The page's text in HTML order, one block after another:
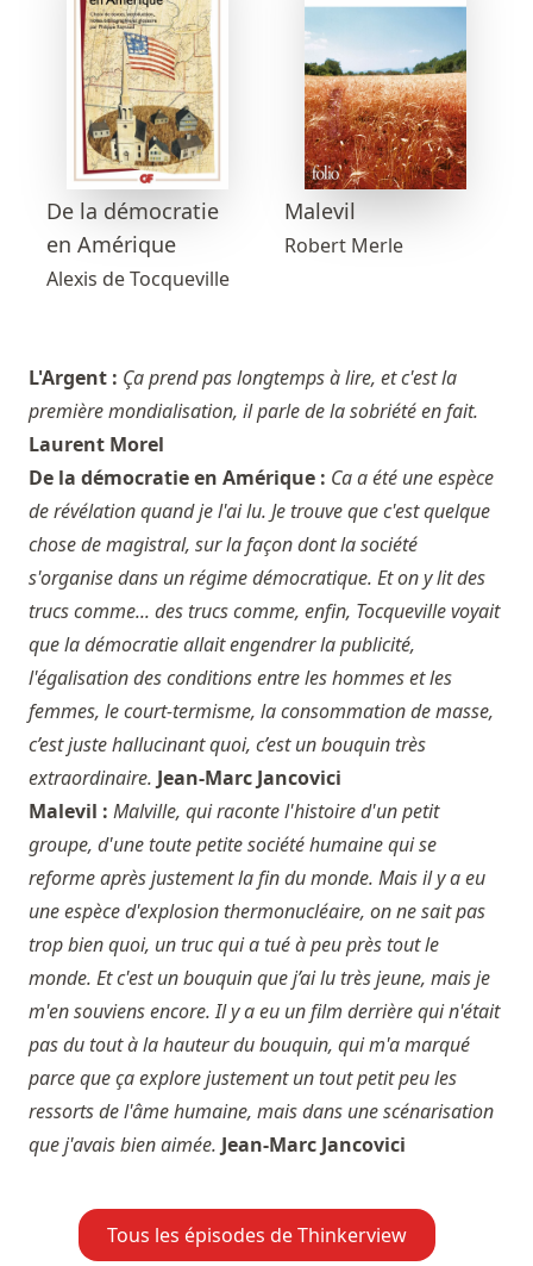
De la démocratie
en Amérique
Alexis de Tocqueville
Malevil
Robert Merle
L'Argent : Ça prend pas longtemps à lire, et c'est la
première mondialisation, il parle de la sobriété en fait.
Laurent Morel
De la démocratie en Amérique : Ca a été une espèce
de révélation quand je l'ai lu. Je trouve que c'est quelque
chose de magistral, sur la façon dont la société
s'organise dans un régime démocratique. Et on y lit des
trucs comme... des trucs comme, enfin, Tocqueville voyait
que la démocratie allait engendrer la publicité,
l'égalisation des conditions entre les hommes et les
femmes, le court-termisme, la consommation de masse,
c’est juste hallucinant quoi, c’est un bouquin très
extraordinaire. Jean-Marc Jancovici
Malevil : Malville, qui raconte l'histoire d'un petit
groupe, d'une toute petite société humaine qui se
reforme après justement la fin du monde. Mais il y a eu
une espèce d'explosion thermonucléaire, on ne sait pas
trop bien quoi, un truc qui a tué à peu près tout le
monde. Et c'est un bouquin que j’ai lu très jeune, mais je
m'en souviens encore. Il y a eu un film derrière qui n'était
pas du tout à la hauteur du bouquin, qui m'a marqué
parce que ça explore justement un tout petit peu les
ressorts de l'âme humaine, mais dans une scénarisation
que j'avais bien aimée. Jean-Marc Jancovici
Tous les épisodes de Thinkerview